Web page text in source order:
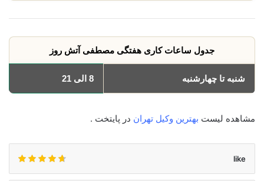
جدول ساعات کاری هفتگی مصطفی آتش روز
شنبه تا چهارشنبه 8 الی 21
مشاهده لیست بهترین وکیل تهران در پایتخت .
like